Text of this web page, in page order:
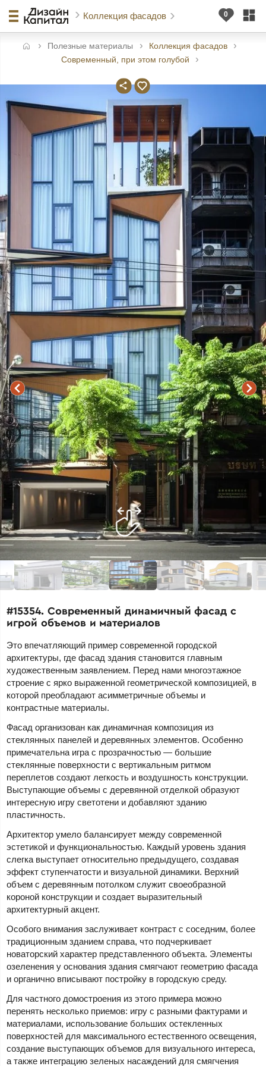
Коллекция фасадов
Полезные материалы
Коллекция фасадов
Современный, при этом голубой
#15354. Современный динамичный фасад с
игрой объемов и материалов
Это впечатляющий пример современной городской
архитектуры, где фасад здания становится главным
художественным заявлением. Перед нами многоэтажное
строение с ярко выраженной геометрической композицией, в
которой преобладают асимметричные объемы и
контрастные материалы.
Фасад организован как динамичная композиция из
стеклянных панелей и деревянных элементов. Особенно
примечательна игра с прозрачностью — большие
стеклянные поверхности с вертикальным ритмом
переплетов создают легкость и воздушность конструкции.
Выступающие объемы с деревянной отделкой образуют
интересную игру светотени и добавляют зданию
пластичность.
Архитектор умело балансирует между современной
эстетикой и функциональностью. Каждый уровень здания
слегка выступает относительно предыдущего, создавая
эффект ступенчатости и визуальной динамики. Верхний
объем с деревянным потолком служит своеобразной
короной конструкции и создает выразительный
архитектурный акцент.
Особого внимания заслуживает контраст с соседним, более
традиционным зданием справа, что подчеркивает
новаторский характер представленного объекта. Элементы
озеленения у основания здания смягчают геометрию фасада
и органично вписывают постройку в городскую среду.
Для частного домостроения из этого примера можно
перенять несколько приемов: игру с разными фактурами и
материалами, использование больших остекленных
поверхностей для максимального естественного освещения,
создание выступающих объемов для визуального интереса,
а также интеграцию зеленых насаждений для смягчения